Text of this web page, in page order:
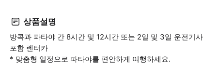
상품설명
방콕과 파타야 간 8시간 및 12시간 또는 2일 및 3일 운전기사
포함 렌터카
* 맞춤형 일정으로 파타야를 편안하게 여행하세요.